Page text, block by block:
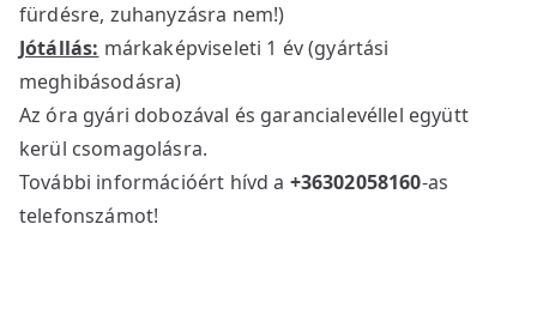
fürdésre, zuhanyzásra nem!)
Jótállás: márkaképviseleti 1 év (gyártási
meghibásodásra)
Az óra gyári dobozával és garancialevéllel együtt
kerül csomagolásra.
További információért hívd a +36302058160-as
telefonszámot!